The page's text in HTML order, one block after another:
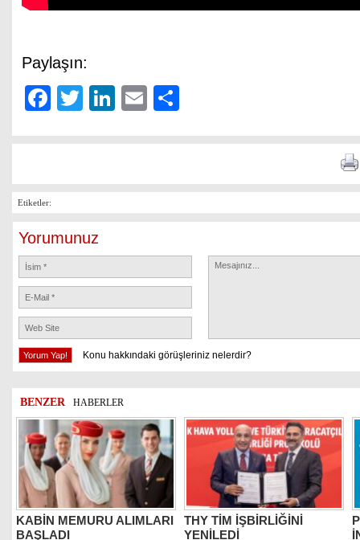
Paylaşın:
Facebook
TwitterLinkedIn
Email
Etiketler:
Yorumunuz
Konu hakkındaki görüşleriniz nelerdir?
BENZER HABERLER
KABİN MEMURU ALIMLARI
BAŞLADI
THY TİM İŞBİRLİĞİNİ
YENİLEDİ